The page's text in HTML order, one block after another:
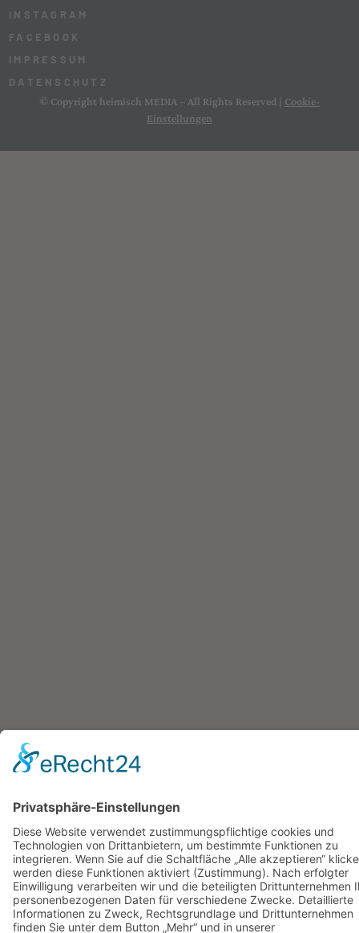
INSTAGRAM
FACEBOOK
IMPRESSUM
DATENSCHUTZ
© Copyright heimisch MEDIA – All Rights Reserved | Cookie-
Einstellungen